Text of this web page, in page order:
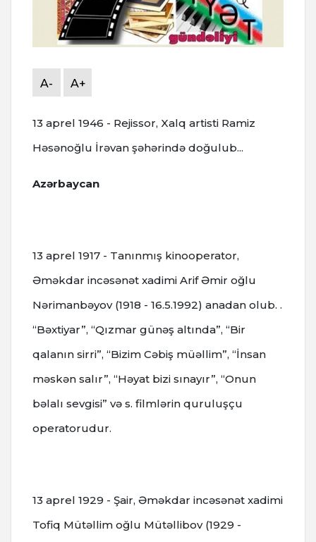
A- A+
13 aprel 1946 - Rejissor, Xalq artisti Ramiz
Həsənoğlu İrəvan şəhərində doğulub...
Azərbaycan
13 aprel 1917 - Tanınmış kinooperator,
Əməkdar incəsənət xadimi Arif Əmir oğlu
Nərimanbəyov (1918 - 16.5.1992) anadan olub. .
“Bəxtiyar”, “Qızmar günəş altında”, “Bir
qalanın sirri”, “Bizim Cəbiş müəllim”, “İnsan
məskən salır”, “Həyat bizi sınayır”, “Onun
bəlalı sevgisi” və s. filmlərin quruluşçu
operatorudur.
13 aprel 1929 - Şair, Əməkdar incəsənət xadimi
Tofiq Mütəllim oğlu Mütəllibov (1929 -